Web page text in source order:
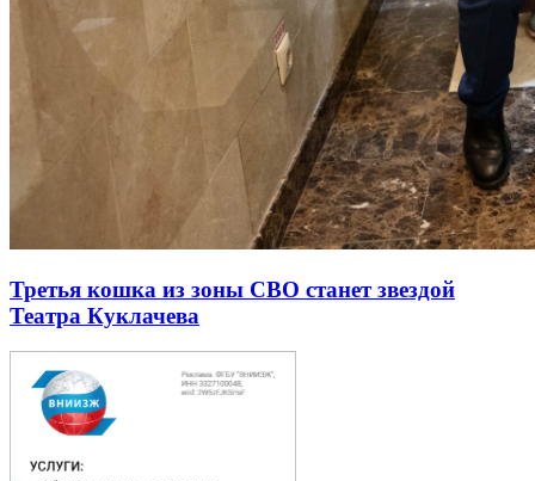
Третья кошка из зоны СВО станет звездой
Театра Куклачева